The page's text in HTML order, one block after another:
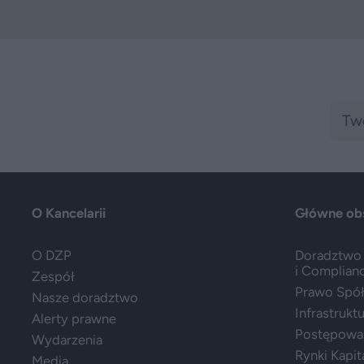
O Kancelarii
O DZP
Zespół
Nasze doradztwo
Alerty prawne
Wydarzenia
Media
Główne
Doradztwo
i
Prawo
Rynki